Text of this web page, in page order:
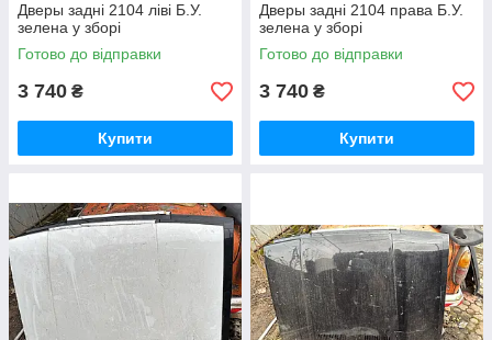
Дверы задні 2104 ліві Б.У.
зелена у зборі
Готово до відправки
3 740 ₴
Купити
Дверы задні 2104 права Б.У.
зелена у зборі
Готово до відправки
3 740 ₴
Купити